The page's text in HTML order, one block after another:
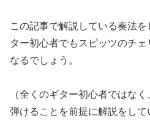
この記事で解説している奏法
ター初心者でもスピッツのチ
なるでしょう。
（全くのギター初心者ではな
弾けることを前提に解説をして